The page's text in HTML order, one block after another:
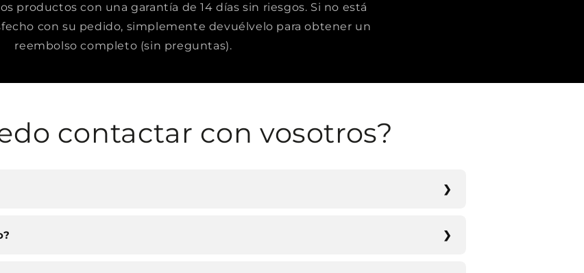
productos con una garantía de 14 días sin riesgos. Si no está
con su pedido, simplemente devuélvelo para obtener un
reembolso completo (sin preguntas).
contactar con vosotros?